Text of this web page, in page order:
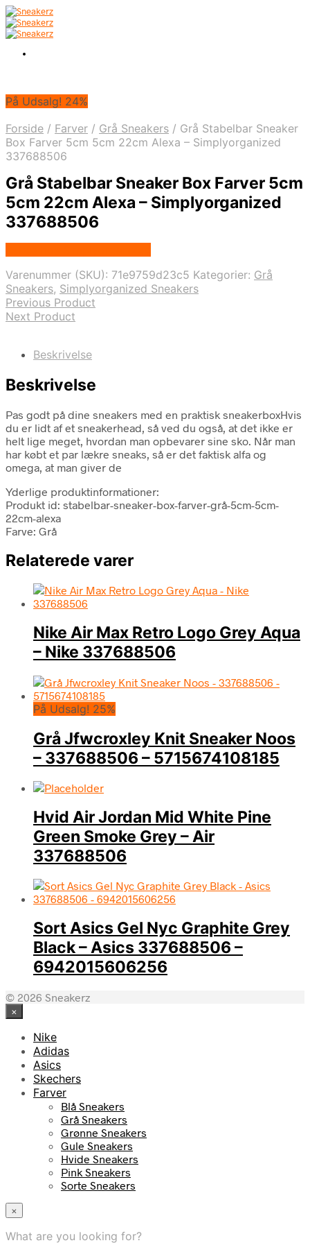
På Udsalg! 24%
Forside / Farver / Grå Sneakers / Grå Stabelbar Sneaker
Box Farver 5cm 5cm 22cm Alexa – Simplyorganized
337688506
Grå Stabelbar Sneaker Box Farver 5cm
5cm 22cm Alexa – Simplyorganized
337688506
Varenummer (SKU): 71e9759d23c5 Kategorier: Grå
Sneakers, Simplyorganized Sneakers
Previous Product
Next Product
Beskrivelse
Beskrivelse
Pas godt på dine sneakers med en praktisk sneakerboxHvis
du er lidt af et sneakerhead, så ved du også, at det ikke er
helt lige meget, hvordan man opbevarer sine sko. Når man
har købt et par lækre sneaks, så er det faktisk alfa og
omega, at man giver de
Yderlige produktinformationer:
Produkt id: stabelbar-sneaker-box-farver-grå-5cm-5cm-
22cm-alexa
Farve: Grå
Relaterede varer
Nike Air Max Retro Logo Grey Aqua
– Nike 337688506
På Udsalg! 25%
Grå Jfwcroxley Knit Sneaker Noos
– 337688506 – 5715674108185
Hvid Air Jordan Mid White Pine
Green Smoke Grey – Air
337688506
Sort Asics Gel Nyc Graphite Grey
Black – Asics 337688506 –
6942015606256
© 2026 Sneakerz
×
Nike
Adidas
Asics
Skechers
Farver
Blå Sneakers
Grå Sneakers
Grønne Sneakers
Gule Sneakers
Hvide Sneakers
Pink Sneakers
Sorte Sneakers
×
What are you looking for?